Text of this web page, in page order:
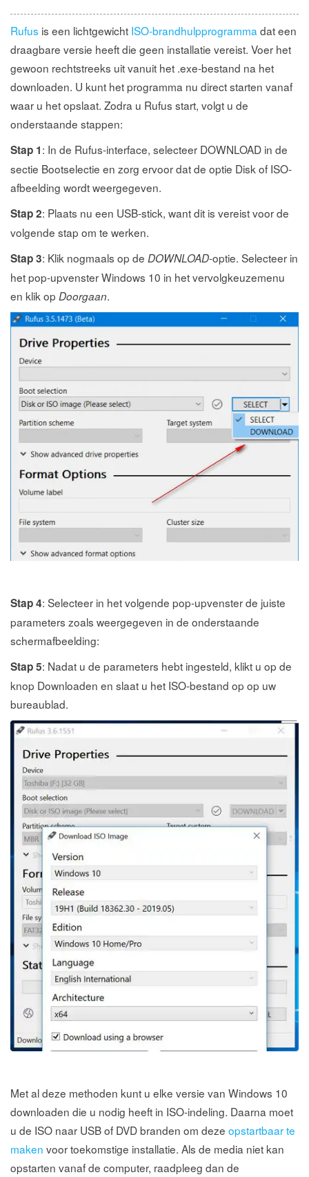
Rufus is een lichtgewicht ISO-brandhulpprogramma dat een
draagbare versie heeft die geen installatie vereist. Voer het
gewoon rechtstreeks uit vanuit het .exe-bestand na het
downloaden. U kunt het programma nu direct starten vanaf
waar u het opslaat. Zodra u Rufus start, volgt u de
onderstaande stappen:
Stap 1: In de Rufus-interface, selecteer DOWNLOAD in de
sectie Bootselectie en zorg ervoor dat de optie Disk of ISO-
afbeelding wordt weergegeven.
Stap 2: Plaats nu een USB-stick, want dit is vereist voor de
volgende stap om te werken.
Stap 3: Klik nogmaals op de DOWNLOAD-optie. Selecteer in
het pop-upvenster Windows 10 in het vervolgkeuzemenu
en klik op Doorgaan.
Stap 4: Selecteer in het volgende pop-upvenster de juiste
parameters zoals weergegeven in de onderstaande
schermafbeelding:
Stap 5: Nadat u de parameters hebt ingesteld, klikt u op de
knop Downloaden en slaat u het ISO-bestand op op uw
bureaublad.
Met al deze methoden kunt u elke versie van Windows 10
downloaden die u nodig heeft in ISO-indeling. Daarna moet
u de ISO naar USB of DVD branden om deze opstartbaar te
maken voor toekomstige installatie. Als de media niet kan
opstarten vanaf de computer, raadpleeg dan de